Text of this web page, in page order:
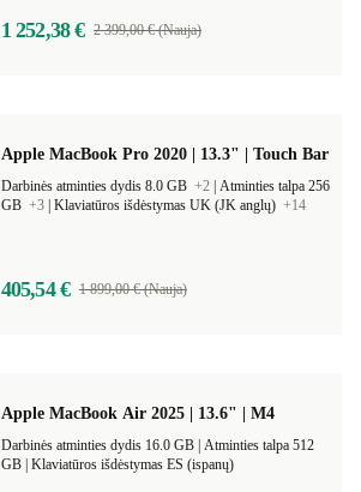
1 252,38 € 2 399,00 € (Nauja)
Apple MacBook Pro 2020 | 13.3" | Touch Bar
Darbinės atminties dydis 8.0 GB +2 Atminties talpa 256
GB +3 Klaviatūros išdėstymas UK (JK anglų) +14
405,54 € 1 899,00 € (Nauja)
Apple MacBook Air 2025 | 13.6" | M4
Atminties talpa 512
Klaviatūros išdėstymas ES (ispanų)